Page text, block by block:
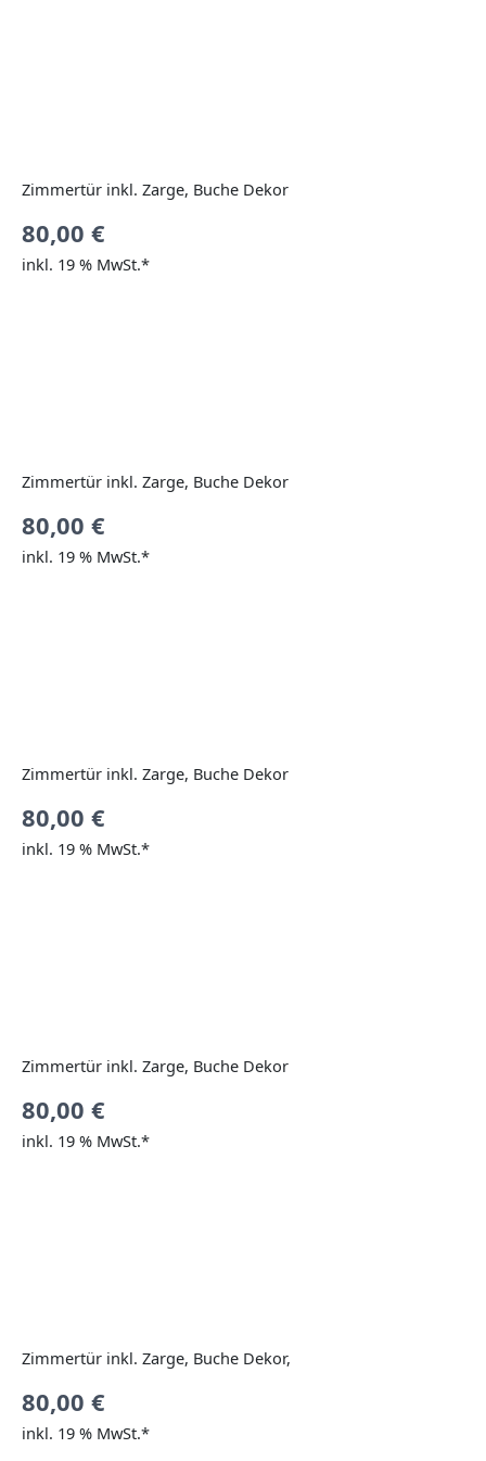
Zimmertür inkl. Zarge, Buche Dekor
80,00 €
inkl. 19 % MwSt.*
Zimmertür inkl. Zarge, Buche Dekor
80,00 €
inkl. 19 % MwSt.*
Zimmertür inkl. Zarge, Buche Dekor
80,00 €
inkl. 19 % MwSt.*
Zimmertür inkl. Zarge, Buche Dekor
80,00 €
inkl. 19 % MwSt.*
Zimmertür inkl. Zarge, Buche Dekor,
80,00 €
inkl. 19 % MwSt.*